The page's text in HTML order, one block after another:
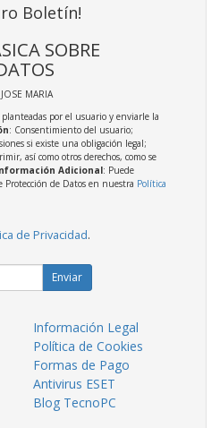
Boletín!
SOBRE
MARIA
por el usuario y enviarle la
: Consentimiento del usuario;
si existe una obligación legal;
así como otros derechos, como se
Adicional: Puede
de Datos en nuestra Política
de Privacidad.
Enviar
Información Legal
Política de Cookies
Formas de Pago
Antivirus ESET
Blog TecnoPC